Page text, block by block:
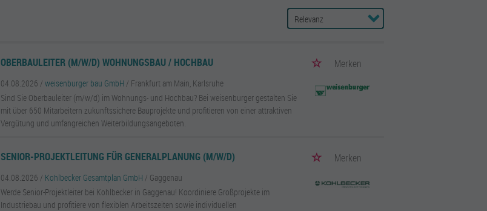
OBERBAULEITER (M/W/D) WOHNUNGSBAU / HOCHBAU Merken
04.08.2026 /weisenburger bau GmbH / Frankfurt am Main, Karlsruhe
Sind Sie Oberbauleiter (m/w/d) im Wohnungs- und Hochbau? Bei weisenburger gestalten Sie
mit über 650 Mitarbeitern zukunftssichere Bauprojekte und profitieren von einer attraktiven
Vergütung und umfangreichen Weiterbildungsangeboten.
SENIOR-PROJEKTLEITUNG FÜR GENERALPLANUNG (M/W/D) Merken
04.08.2026 / Kohlbecker Gesamtplan GmbH / Gaggenau
Werde Senior-Projektleiter bei Kohlbecker in Gaggenau! Koordiniere Großprojekte im
Industriebau und profitiere von flexiblen Arbeitszeiten sowie individuellen